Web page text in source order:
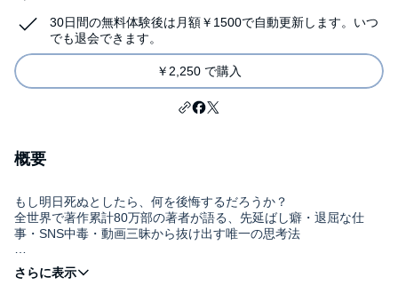
30日間の無料体験後は月額￥1500で自動更新します。いつ
でも退会できます。
￥2,250 で購入
概要
もし明日死ぬとしたら、何を後悔するだろうか？
全世界で著作累計80万部の著者が語る、先延ばし癖・退屈な仕
事・SNS中毒・動画三昧から抜け出す唯一の思考法
【こんな人におすすめです】
・未処理のタスクが溜まっている
©2024 Thibant Meurisse (P)2024 Audible, Inc.